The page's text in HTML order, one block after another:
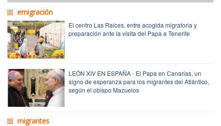
emigración
El centro Las Raíces, entre acogida migratoria y
preparación ante la visita del Papa a Tenerife
LEÓN XIV EN ESPAÑA - El Papa en Canarias, un
signo de esperanza para los migrantes del Atlántico,
según el obispo Mazuelos
migrantes